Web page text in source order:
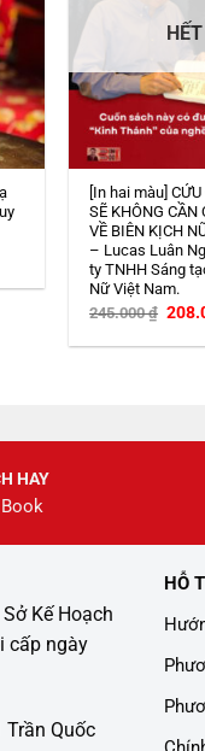
[In hai màu]
SẼ KHÔNG CẦN
VỀ BIÊN KỊCH
– Lucas Luân
ty TNHH Sáng
Nữ Việt Nam.
245.000₫ Giá
là:
HAY
Kế Hoạch
cấp ngày
Quốc
HỖ